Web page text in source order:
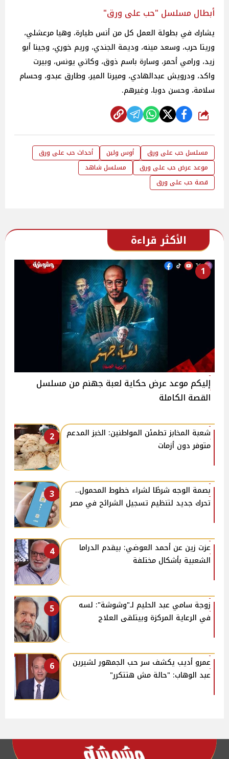
أبطال مسلسل "حب على ورق"
يشارك في بطولة العمل كل من أنس طيارة، وهيا مرعشلي،
وريتا حرب، وسعد مينه، وديمة الجندي، وريم خوري، وجينا أبو
زيد، ورامي أحمر، وسارة باسم ذوق، وكاتي يونس، وبيرت
واكد، ودرويش عبدالهادي، وميرنا المير، وطارق عبدو، وحسام
سلامة، وحسن دوبا، وغيرهم.
شارك
مسلسل حب على ورق أوس ولين
أحداث حب على ورق
موعد عرض حب على ورق
مسلسل شاهد
قصة حب على ورق
الأكثر قراءة
1
إليكم موعد عرض حكاية لعبة جهنم من مسلسل
القصة الكاملة
2
شعبة المخابز تطمئن المواطنين: الخبز المدعم
متوفر دون أزمات
3
بصمة الوجه شرطًا لشراء خطوط المحمول..
تحرك جديد لتنظيم تسجيل الشرائح في مصر
4
عزت زين عن أحمد العوضي: بيقدم الدراما
الشعبية بأشكال مختلفة
5
زوجة سامي عبد الحليم لـ"وشوشة": لسه
في الرعاية المركزة وبيتلقى العلاج
6
عمرو أديب يكشف سر حب الجمهور لشيرين
عبد الوهاب: "حالة مش هتتكرر"